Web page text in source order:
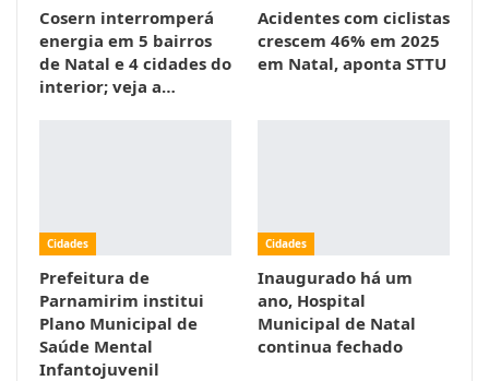
Cosern interromperá
energia em 5 bairros
de Natal e 4 cidades do
interior; veja a…
Acidentes com ciclistas
crescem 46% em 2025
em Natal, aponta STTU
Cidades
Prefeitura de
Parnamirim institui
Plano Municipal de
Saúde Mental
Infantojuvenil
Cidades
Inaugurado há um
ano, Hospital
Municipal de Natal
continua fechado